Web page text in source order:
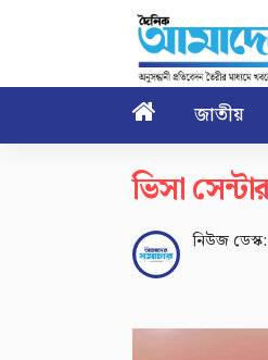
 জাতীয়
ভিসা
নিউজ ডেস্ক: